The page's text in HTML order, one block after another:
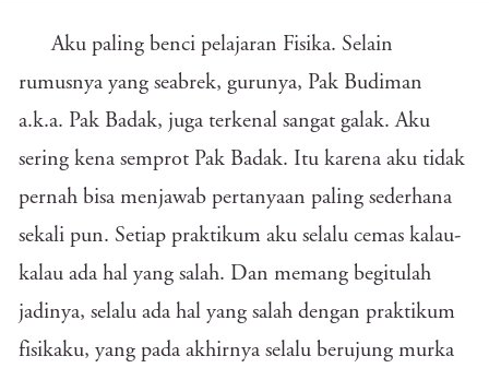
Aku paling benci pelajaran Fisika. Selain
rumusnya yang seabrek, gurunya, Pak Budiman
a.k.a. Pak Badak, juga terkenal sangat galak. Aku
sering kena semprot Pak Badak. Itu karena aku tidak
pernah bisa menjawab pertanyaan paling sederhana
sekali pun. Setiap praktikum aku selalu cemas kalau-
kalau ada hal yang salah. Dan memang begitulah
jadinya, selalu ada hal yang salah dengan praktikum
fisikaku, yang pada akhirnya selalu berujung murka